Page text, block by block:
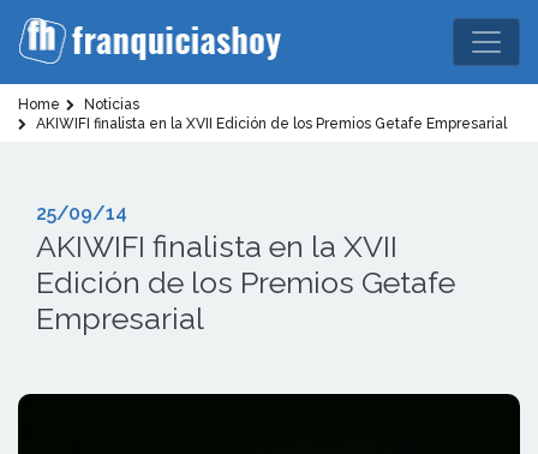
Home
Noticias
AKIWIFI finalista en la XVII Edición de los Premios Getafe Empresarial
25/09/14
AKIWIFI finalista en la XVII
Edición de los Premios Getafe
Empresarial